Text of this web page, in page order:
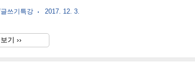
생각한다. 돌차다딱딱하다.둥글하다.한 손에 들어 온다.
. 파충류인가? 둥글하다.해변가 돌이다. 처음 큰 돌에서 쪼
웠을 것이다. 구르고 또 굴러. 파도에 부딪히고 또 부딪히
쓰기특강 2017. 12. 3.
기 ››